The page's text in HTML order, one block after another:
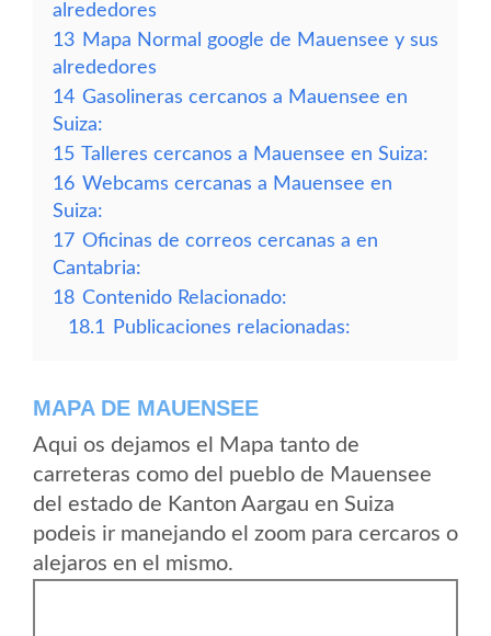
alrededores
13 Mapa Normal google de Mauensee y sus
alrededores
14 Gasolineras cercanos a Mauensee en
Suiza:
15 Talleres cercanos a Mauensee en Suiza:
16 Webcams cercanas a Mauensee en
Suiza:
17 Oficinas de correos cercanas a en
Cantabria:
18 Contenido Relacionado:
18.1
Publicaciones relacionadas:
MAPA DE MAUENSEE
Aqui os dejamos el Mapa tanto de
carreteras como del pueblo de Mauensee
del estado de Kanton Aargau en Suiza
podeis ir manejando el zoom para cercaros o
alejaros en el mismo.